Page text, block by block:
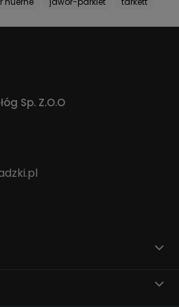
Sp. Z.O.O